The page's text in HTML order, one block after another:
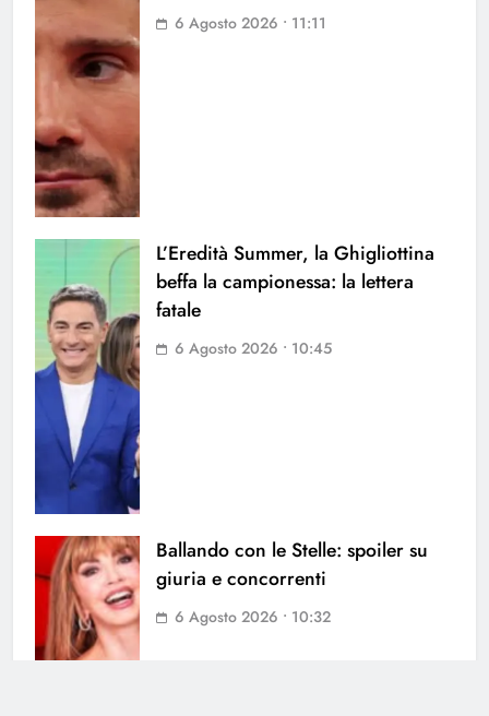
6 Agosto 2026 • 11:11
L’Eredità Summer, la Ghigliottina
beffa la campionessa: la lettera
fatale
6 Agosto 2026 • 10:45
Ballando con le Stelle: spoiler su
giuria e concorrenti
6 Agosto 2026 • 10:32